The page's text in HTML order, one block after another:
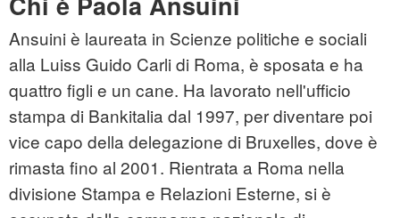
Ansuini è laureata in Scienze politiche e sociali
alla Luiss Guido Carli di Roma, è sposata e ha
quattro figli e un cane. Ha lavorato nell'ufficio
stampa di Bankitalia dal 1997, per diventare poi
vice capo della delegazione di Bruxelles, dove è
rimasta fino al 2001. Rientrata a Roma nella
divisione Stampa e Relazioni Esterne, si è